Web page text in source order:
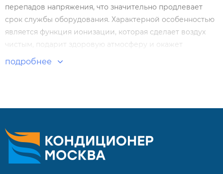
перепадов напряжения, что значительно продлевает
срок службы оборудования. Характерной особенностью
является функция ионизации, которая сделает воздух
чистым, подарит здоровую атмосферу и окажет
благоприятное воздействие на здоровье.
Низкий уровень шума;
Встроенный ионизатор воздуха;
подробнее